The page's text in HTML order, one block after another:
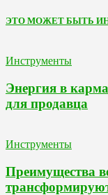
ЭТО МОЖЕТ БЫТЬ
Инструменты
Энергия в
для продавца
Инструменты
Преимущества